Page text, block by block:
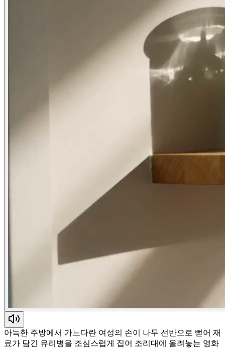
아늑한 주방에서 가느다란 여성의 손이 나무 선반으로 뻗어 재
료가 담긴 유리병을 조심스럽게 집어 조리대에 올려놓는 영화